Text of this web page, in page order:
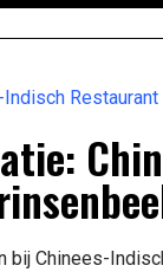
Restaurant
bij Chinees-